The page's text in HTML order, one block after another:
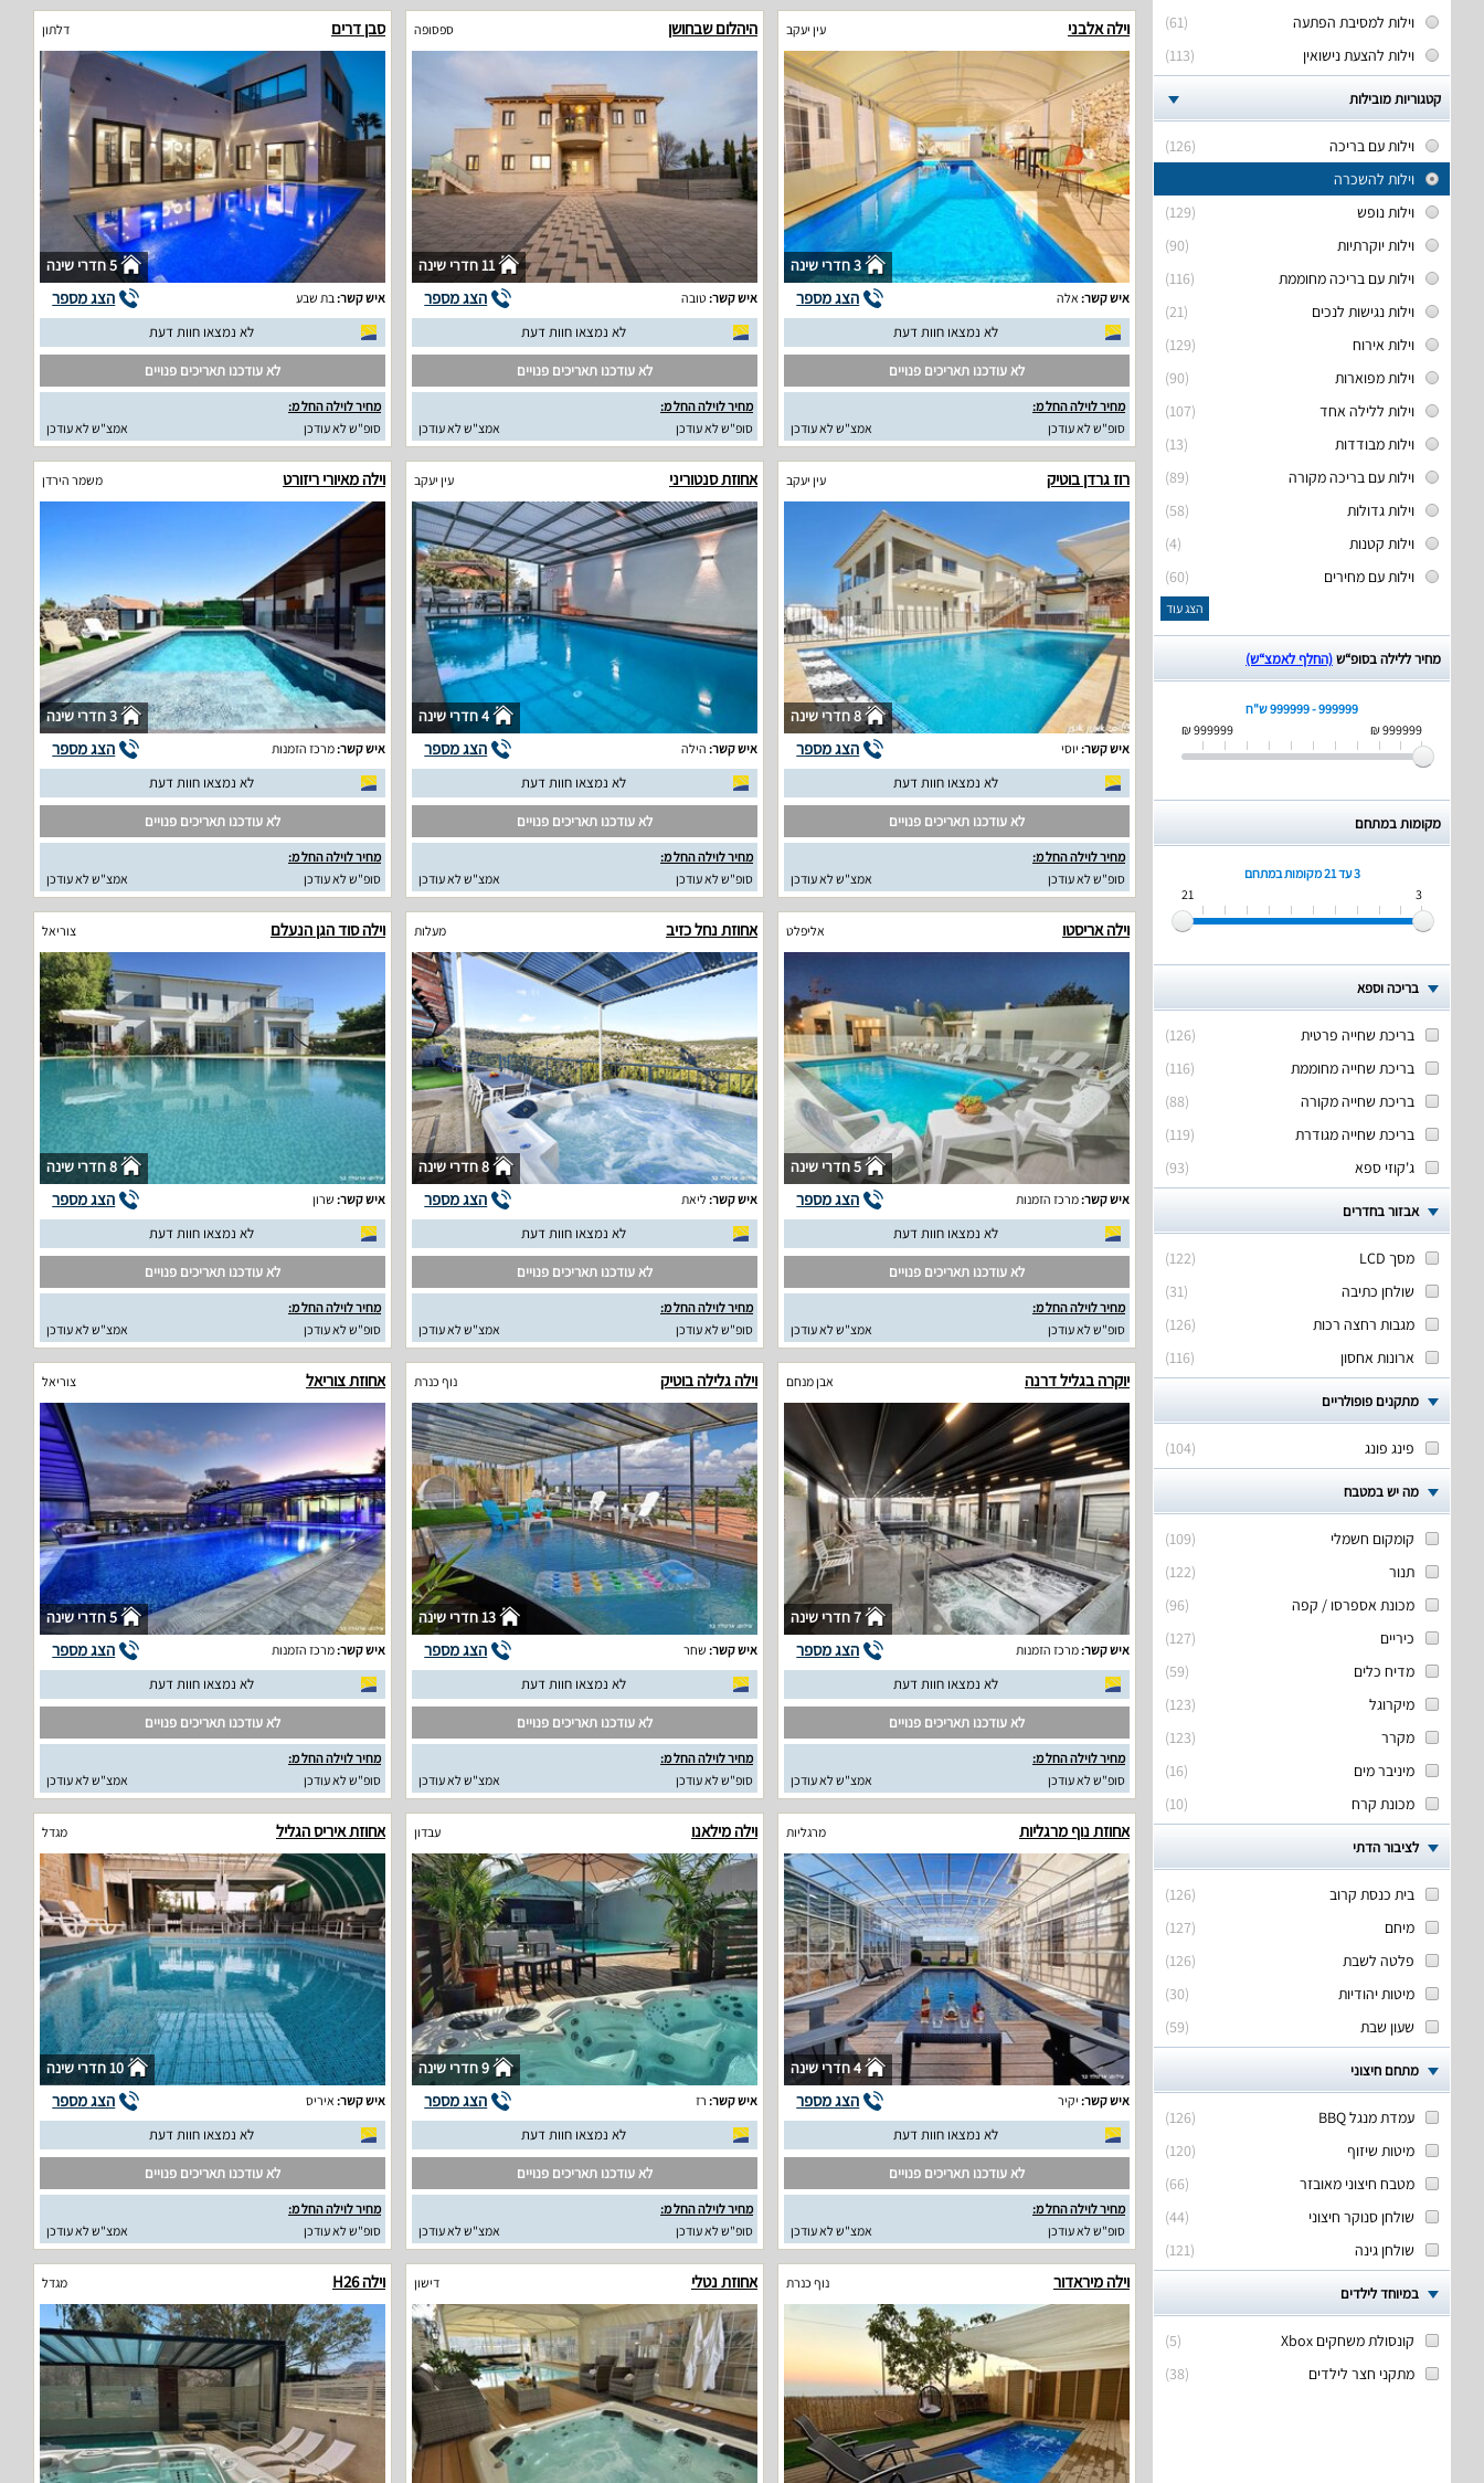
(61)
וילות למסיבת הפתעה
(113)
וילות להצעת נישואין
קטגוריות מובילות
(126)
וילות עם בריכה
וילות להשכרה
(129)
וילות נופש
(90)
וילות יוקרתיות
(116)
וילות עם בריכה מחוממת
(21)
וילות נגישות לנכים
(129)
וילות אירוח
(90)
וילות מפוארות
(107)
וילות ללילה אחד
(13)
וילות מבודדות
(89)
וילות עם בריכה מקורה
(58)
וילות גדולות
(4)
וילות קטנות
(60)
וילות עם מחירים
הצג עוד
מחיר ללילה בסופ“ש(החלף לאמצ“ש)
999999 - 999999 ש"ח
999999 ₪
999999 ₪
מקומות במתחם
3 עד 21
מקומות במתחם
3
21
בריכה וספא
(
126
)
בריכת שחייה פרטית
(
116
)
בריכת שחייה מחוממת
(
88
)
בריכת שחייה מקורה
(
119
)
בריכת שחייה מגודרת
(
93
) ג'קוזי ספא
אבזור בחדרים
(
122
)
מסך LCD
(
31
)
שולחן כתיבה
(
126
)
מגבות רחצה רכות
(
116
) ארונות אחסון
מתקנים פופולריים
(
104
) פינג פונג
מה יש במטבח
(
109
)
קומקום חשמלי
(
122
)
תנור
(
96
)
מכונת אספרסו / קפה
(
127
)
כיריים
(
59
)
מדיח כלים
(
123
)
מיקרוגל
(
123
)
מקרר
(
16
)
מיניבר מים
(
10
) מכונת קרח
לציבור הדתי
(
126
)
בית כנסת קרוב
(
127
)
מיחם
(
126
)
פלטה לשבת
(
30
)
מיטות יהודיות
(
59
) שעון שבת
מתחם חיצוני
(
126
)
עמדת מנגל BBQ
(
120
)
מיטות שיזוף
(
66
)
מטבח חיצוני מאובזר
(
44
)
שולחן סנוקר חיצוני
(
121
) שולחן גינה
במיוחד לילדים
(
5
)
קונסולת משחקים Xbox
(
38
) מתקני חצר לילדים
וילה אלבני עין יעקב
3 חדרי שינה
איש קשר: אלה הצג מספר
לא נמצאו חוות דעת
לא עודכנו תאריכים פנויים
מחיר לוילה החל מ:
סופ"ש לא עודכן
אמצ"ש לא עודכן
היהלום שבחושן ספסופה
11 חדרי שינה
איש קשר: טובה הצג מספר
לא נמצאו חוות דעת
לא עודכנו תאריכים פנויים
מחיר לוילה החל מ:
סופ"ש לא עודכן
אמצ"ש לא עודכן
סבן דרים דלתון
5 חדרי שינה
איש קשר:בת שבע הצג מספר
לא נמצאו חוות דעת
לא עודכנו תאריכים פנויים
מחיר לוילה החל מ:
סופ"ש לא עודכן
אמצ"ש לא עודכן
רוז גרדן בוטיק עין יעקב
8 חדרי שינה
איש קשר: יוסי הצג מספר
לא נמצאו חוות דעת
לא עודכנו תאריכים פנויים
מחיר לוילה החל מ:
סופ"ש לא עודכן
אמצ"ש לא עודכן
אחוזת סנטוריני עין יעקב
4 חדרי שינה
איש קשר: הילה הצג מספר
לא נמצאו חוות דעת
לא עודכנו תאריכים פנויים
מחיר לוילה החל מ:
סופ"ש לא עודכן
אמצ"ש לא עודכן
וילה מאיורי ריזורט משמר הירדן
3 חדרי שינה
איש קשר:מרכז הזמנות הצג מספר
לא נמצאו חוות דעת
לא עודכנו תאריכים פנויים
מחיר לוילה החל מ:
סופ"ש לא עודכן
אמצ"ש לא עודכן
וילה אריסטו אליפלט
5 חדרי שינה
איש קשר:מרכז הזמנות הצג מספר
לא נמצאו חוות דעת
לא עודכנו תאריכים פנויים
מחיר לוילה החל מ:
סופ"ש לא עודכן
אמצ"ש לא עודכן
אחוזת נחל כזיב מעלות
8 חדרי שינה
איש קשר:ליאת הצג מספר
לא נמצאו חוות דעת
לא עודכנו תאריכים פנויים
מחיר לוילה החל מ:
סופ"ש לא עודכן
אמצ"ש לא עודכן
וילה סוד הגן הנעלם צוריאל
8 חדרי שינה
איש קשר: שרון הצג מספר
לא נמצאו חוות דעת
לא עודכנו תאריכים פנויים
מחיר לוילה החל מ:
סופ"ש לא עודכן
אמצ"ש לא עודכן
יוקרה בגליל דרנה אבן מנחם
7 חדרי שינה
איש קשר:מרכז הזמנות הצג מספר
לא נמצאו חוות דעת
לא עודכנו תאריכים פנויים
מחיר לוילה החל מ:
סופ"ש לא עודכן
אמצ"ש לא עודכן
וילה גלילה בוטיק נוף כנרת
13 חדרי שינה
איש קשר: שחר הצג מספר
לא נמצאו חוות דעת
לא עודכנו תאריכים פנויים
מחיר לוילה החל מ:
סופ"ש לא עודכן
אמצ"ש לא עודכן
אחוזת צוריאל צוריאל
5 חדרי שינה
איש קשר:מרכז הזמנות הצג מספר
לא נמצאו חוות דעת
לא עודכנו תאריכים פנויים
מחיר לוילה החל מ:
סופ"ש לא עודכן
אמצ"ש לא עודכן
אחוזת נוף מרגליות מרגליות
4 חדרי שינה
איש קשר: יקיר הצג מספר
לא נמצאו חוות דעת
לא עודכנו תאריכים פנויים
מחיר לוילה החל מ:
סופ"ש לא עודכן
אמצ"ש לא עודכן
וילה מילאנו עבדון
9 חדרי שינה
איש קשר: רז הצג מספר
לא נמצאו חוות דעת
לא עודכנו תאריכים פנויים
מחיר לוילה החל מ:
סופ"ש לא עודכן
אמצ"ש לא עודכן
אחוזת איריס הגליל מגדל
10 חדרי שינה
איש קשר: איריס הצג מספר
לא נמצאו חוות דעת
לא עודכנו תאריכים פנויים
מחיר לוילה החל מ:
סופ"ש לא עודכן
אמצ"ש לא עודכן
וילה מיראדור נוף כנרת אחוזת נטלי דישון וילה H26 מגדל